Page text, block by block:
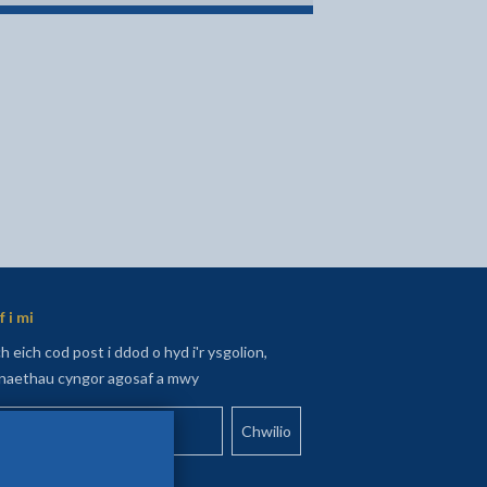
i mi
eich cod post i ddod o hyd i'r ysgolion,
cyngor agosaf a mwy
eich cod post yma